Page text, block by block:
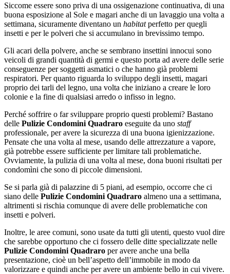
Siccome essere sono priva di una ossigenazione continuativa, di una
buona esposizione al Sole e magari anche di un lavaggio una volta a
settimana, sicuramente diventano un habitatperfetto per quegli
insetti e per le polveri che si accumulano in brevissimo tempo.
Gli acari della polvere, anche se sembrano insettini innocui sono
veicoli di grandi quantità di germi e questo porta ad avere delle serie
conseguenze per soggetti asmatici o che hanno già problemi
respiratori. Per quanto riguarda lo sviluppo degli insetti, magari
proprio dei tarli del legno, una volta che iniziano a creare le loro
colonie e la fine di qualsiasi arredo o infisso in legno.
Perché soffrire o far sviluppare proprio questi problemi? Bastano
delle Pulizie Condomini Quadraro eseguite da uno staff
professionale, per avere la sicurezza di una buona igienizzazione.
Pensate che una volta al mese, usando delle attrezzature a vapore,
già potrebbe essere sufficiente per limitare tali problematiche.
Ovviamente, la pulizia di una volta al mese, dona buoni risultati per
condomìni che sono di piccole dimensioni.
Se si parla già di palazzine di 5 piani, ad esempio, occorre che ci
siano delle Pulizie Condomini Quadraro almeno una a settimana,
altrimenti si rischia comunque di avere delle problematiche con
insetti e polveri.
Inoltre, le aree comuni, sono usate da tutti gli utenti, questo vuol dire
che sarebbe opportuno che ci fossero delle ditte specializzate nelle
Pulizie Condomini Quadraro per avere anche una bella
presentazione, cioè un bell’aspetto dell’immobile in modo da
valorizzare e quindi anche per avere un ambiente bello in cui vivere.